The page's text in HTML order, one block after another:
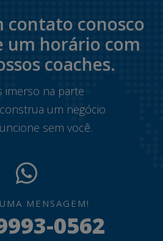
contato conosco
um horário com
coaches.
imerso na parte
um negócio
sem você.
MENSAGEM!
0562